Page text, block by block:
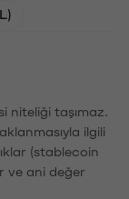
niteliği taşımaz.
ilgili
(stablecoin
ve ani değer